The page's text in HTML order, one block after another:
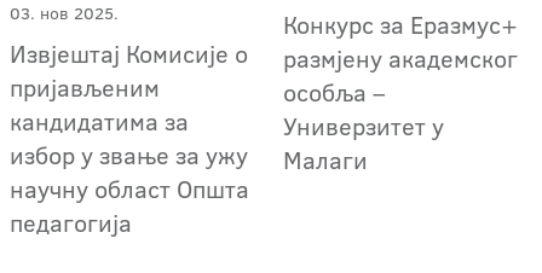
03. нов 2025.
Извјештај Комисије о
пријављеним
кандидатима за
избор у звање за ужу
научну област Општа
педагогија
Конкурс за Еразмус+
размјену академског
особља –
Универзитет у
Малаги